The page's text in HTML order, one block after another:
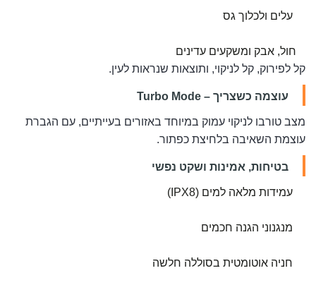
עלים ולכלוך גס
חול, אבק ומשקעים עדינים
קל לפירוק, קל לניקוי, ותוצאות שנראות לעין.
עוצמה כשצריך – Turbo Mode
מצב טורבו לניקוי עמוק במיוחד באזורים בעייתיים, עם הגברת
עוצמת השאיבה בלחיצת כפתור.
בטיחות, אמינות ושקט נפשי
עמידות מלאה למים (IPX8)
מנגנוני הגנה חכמים
חניה אוטומטית בסוללה חלשה